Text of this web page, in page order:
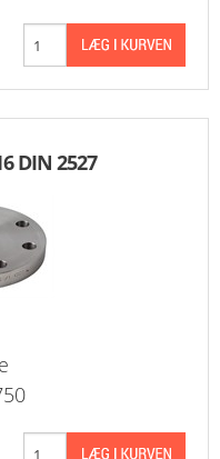
DIN 2527